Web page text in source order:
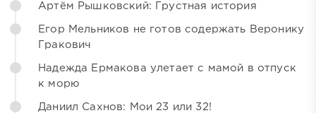
Артём Рышковский: Грустная история
Егор Мельников не готов содержать Веронику
Гракович
Надежда Ермакова улетает с мамой в отпуск
к морю
Даниил Сахнов: Мои 23 или 32!